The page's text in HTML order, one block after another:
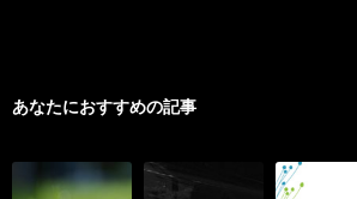
あなたにおすすめの記事